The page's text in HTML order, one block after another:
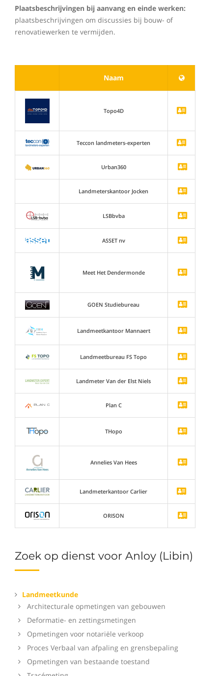
Zoek op dienst voor Anloy (Libin)
Landmeetkunde
Architecturale opmetingen van gebouwen
Deformatie- en zettingsmetingen
Opmetingen voor notariële verkoop
Proces Verbaal van afpaling en grensbepaling
Opmetingen van bestaande toestand
Plaatsbeschrijvingen bij aanvang en einde werken:
plaatsbeschrijvingen om discussies bij bouw- of
renovatiewerken te vermijden.
Naam
Topo4D
Teccon landmeters-experten
Urban360
Landmeterskantoor Jocken
LSBbvba
ASSET nv
Meet Het Dendermonde
GOEN Studiebureau
Landmeetkantoor Mannaert
Landmeetbureau FS Topo
Landmeter Van der Elst Niels
Plan C
THopo
Annelies Van Hees
Landmeterkantoor Carlier
ORISON